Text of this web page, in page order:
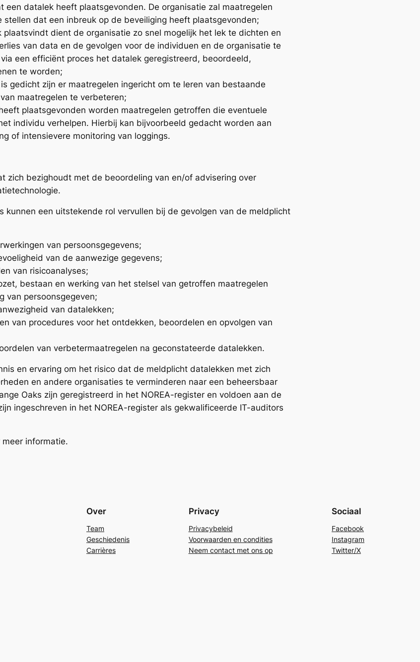
een datalek heeft plaatsgevonden. De organisatie zal maatregelen
dat een inbreuk op de beveiliging heeft plaatsgevonden;
plaatsvindt dient de organisatie zo snel mogelijk het lek te dichten en
van data en de gevolgen voor de individuen en de organisatie te
een efficiënt proces het datalek geregistreerd, beoordeeld,
te worden;
gedicht zijn er maatregelen ingericht om te leren van bestaande
maatregelen te verbeteren;
plaatsgevonden worden maatregelen getroffen die eventuele
individu verhelpen. Hierbij kan bijvoorbeeld gedacht worden aan
of intensievere monitoring van loggings.
zich bezighoudt met de beoordeling van en/of advisering over
kunnen een uitstekende rol vervullen bij de gevolgen van de meldplicht
van persoonsgegevens;
van de aanwezige gegevens;
van risicoanalyses;
bestaan en werking van het stelsel van getroffen maatregelen
van persoonsgegeven;
van datalekken;
van procedures voor het ontdekken, beoordelen en opvolgen van
van verbetermaatregelen na geconstateerde datalekken.
en ervaring om het risico dat de meldplicht datalekken met zich
en andere organisaties te verminderen naar een beheersbaar
Oaks zijn geregistreerd in het NOREA-register en voldoen aan de
ingeschreven in het NOREA-register als gekwalificeerde IT-auditors
meer informatie.
Over
Team
Geschiedenis
Carrières
Privacy
Privacybeleid
Voorwaarden en condities
Neem contact met ons op
Sociaal
Facebook
Instagram
Twitter/X